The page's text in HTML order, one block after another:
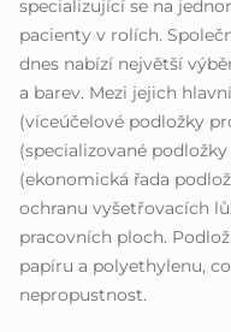
specializující se na
pacienty v rolích.
dnes nabízí největší
a barev. Mezi jejich
(víceúčelové podložky
(specializované
(ekonomická řada
ochranu vyšetřovacích
pracovních ploch.
papíru a polyethylenu,
nepropustnost.